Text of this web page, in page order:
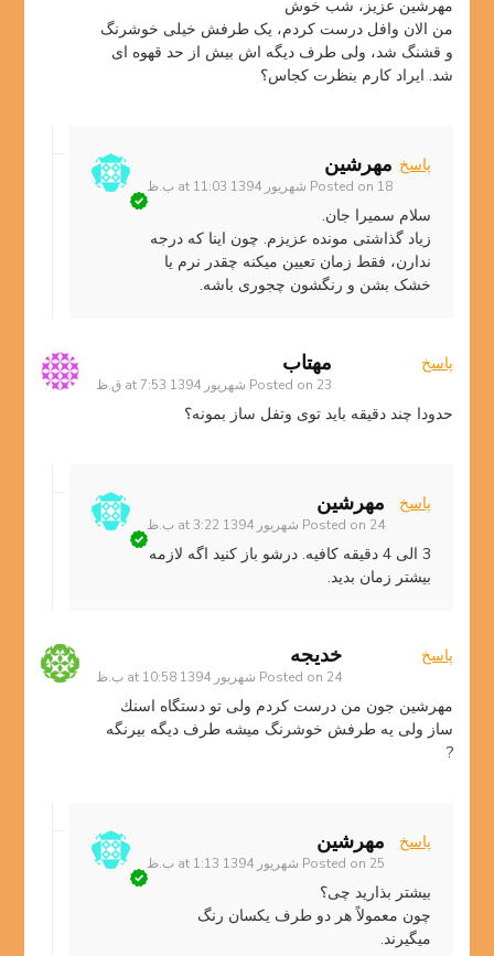
مهرشین عزیز، شب خوش
من الان وافل درست کردم، یک طرفش خیلی خوشرنگ
و قشنگ شد، ولی طرف دیگه اش بیش از حد قهوه ای
شد. ایراد کارم بنظرت کجاس؟
مهرشین
Posted on 18 شهریور 1394 at 11:03 ب.ظ
پاسخ
سلام سمیرا جان.
زیاد گذاشتی مونده عزیزم. چون اینا که درجه
ندارن، فقط زمان تعیین میکنه چقدر نرم یا
خشک بشن و رنگشون چجوری باشه.
مهتاب
Posted on 23 شهریور 1394 at 7:53 ق.ظ
پاسخ
حدودا چند دقیقه باید توی وتفل ساز بمونه؟
مهرشین
Posted on 24 شهریور 1394 at 3:22 ب.ظ
پاسخ
3 الی 4 دقیقه کافیه. درشو باز کنید اگه لازمه
بیشتر زمان بدید.
خديجه
Posted on 24 شهریور 1394 at 10:58 ب.ظ
پاسخ
مهرشين جون من درست كردم ولى تو دستگاه اسنك
ساز ولى يه طرفش خوشرنگ ميشه طرف ديگه بيرنگه
?
مهرشین
Posted on 25 شهریور 1394 at 1:13 ب.ظ
پاسخ
بیشتر بذارید چی؟
چون معمولاً هر دو طرف یکسان رنگ
میگیرند.